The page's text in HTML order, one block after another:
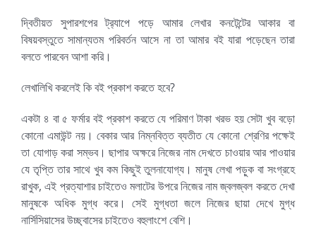
দ্বিতীয়ত সুপারশপের ট্র‍্যাপে পড়ে আমার লেখার কনটেন্টের আকার বা
বিষয়বস্তুতে সামান্যতম পরিবর্তন আসে না তা আমার বই যারা পড়েছেন তারা
বলতে পারবেন আশা করি।
লেখালিখি করলেই কি বই প্রকাশ করতে হবে?
একটা ৪ বা ৫ ফর্মার বই প্রকাশ করতে যে পরিমাণ টাকা খরভ হয় সেটা খুব বড়ো
কোনো এমাউন্ট নয়। বেকার আর নিম্নবিত্ত ব্যতীত যে কোনো শ্রেণির পক্ষেই
তা যোগাড় করা সম্ভব। ছাপার অক্ষরে নিজের নাম দেখতে চাওয়ার আর পাওয়ার
যে তৃপ্তি তার সাথে খুব কম কিছুই তুলনাযোগ্য। মানুষ লেখা পড়ুক বা সংগ্রহে
রাখুক, এই প্রত্যাশার চাইতেও মলাটের উপরে নিজের নাম জ্বলজ্বল করতে দেখা
মানুষকে অধিক মুগ্ধ করে। সেই মুগ্ধতা জলে নিজের ছায়া দেখে মুগ্ধ
নার্সিসিয়াসের উচ্ছ্বাসের চাইতেও বহুলাংশে বেশি।